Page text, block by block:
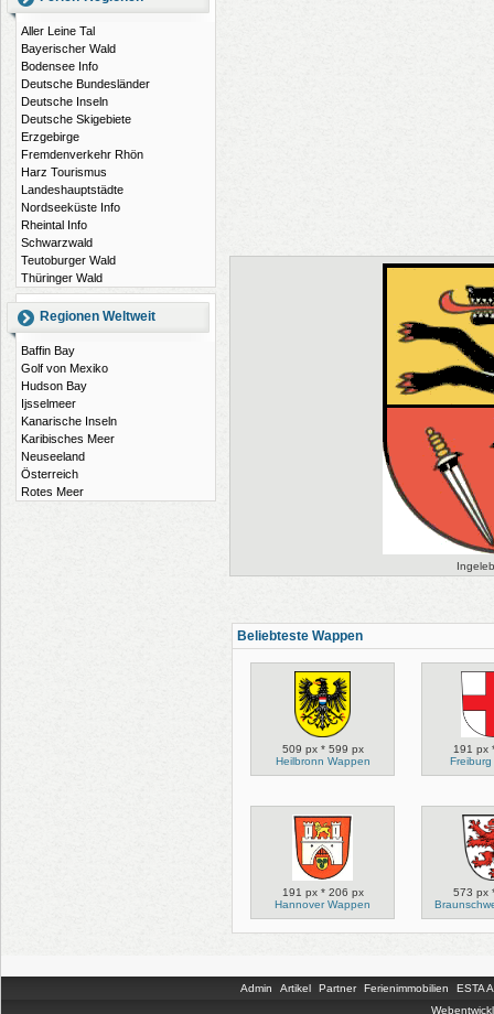
Aller Leine Tal
Bayerischer Wald
Bodensee Info
Deutsche Bundesländer
Deutsche Inseln
Deutsche Skigebiete
Erzgebirge
Fremdenverkehr Rhön
Harz Tourismus
Landeshauptstädte
Nordseeküste Info
Rheintal Info
Schwarzwald
Teutoburger Wald
Thüringer Wald
Regionen Weltweit
Baffin Bay
Golf von Mexiko
Hudson Bay
Ijsselmeer
Kanarische Inseln
Karibisches Meer
Neuseeland
Österreich
Rotes Meer
Beliebteste Wappen
509 px * 599 px
Heilbronn Wappen
191 px
191 px * 206 px
Hannover Wappen
573 px
Admin Artikel Partner Ferienimmobilien
ESTA